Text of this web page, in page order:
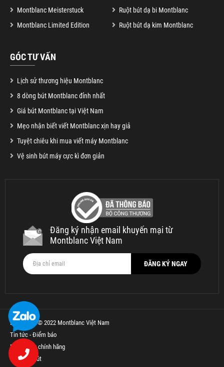
Montblanc Meisterstuck
Ruột bút dạ bi Montblanc
Montblanc Limited Edition
Ruột bút dạ kim Montblanc
GÓC TƯ VẤN
Lịch sử thương hiệu Montblanc
8 dòng bút Montblanc đỉnh nhất
Giá bút Montblanc tại Việt Nam
Mẹo nhận biết viết Montblanc xịn hay giả
Tuyệt chiêu khi mua viết máy Montblanc
Vệ sinh bút máy cực kì đơn giản
Đăng ký nhận email khuyến mại từ
Montblanc Việt Nam
Bản quyền © 2022 Montblanc Việt Nam
Tin tức - Điểm báo
Bút Parker chính hãng
Thế Giới Bút